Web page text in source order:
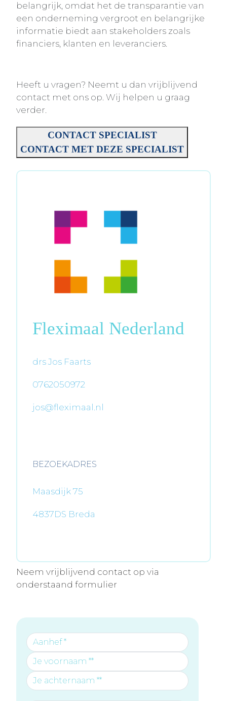
belangrijk, omdat het de transparantie van
een onderneming vergroot en belangrijke
informatie biedt aan stakeholders zoals
financiers, klanten en leveranciers.
Heeft u vragen? Neemt u dan vrijblijvend
contact met ons op. Wij helpen u graag
verder.
CONTACT SPECIALIST
CONTACT MET DEZE SPECIALIST
Fleximaal Nederland
drs Jos Faarts
0762050972
jos@fleximaal.nl
BEZOEKADRES
Maasdijk 75
4837DS Breda
Neem vrijblijvend contact op via
onderstaand formulier